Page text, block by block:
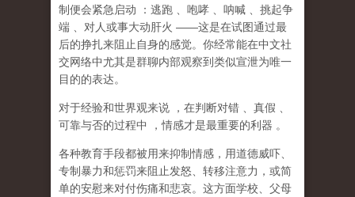
制便会紧急启动
：逃跑 、咆哮 、呐喊
、挑起争
端
、对人或事大动肝火 ——这是在试图通过最
后的挣扎来阻止自身的感觉。你经常能在中文社
交网络中尤其是群聊内部观察到类似宣泄为唯一
目的的表达。
对于经验和世界观来说 ，在判断对错 、真假
可靠与否的过程中
，情感才是最重要的利器 。
各种教育手段都被用来抑制情感，用道德威吓、
专制暴力和惩罚来阻止发怒、转移注意力，或简
单的安慰来对付伤痛和悲哀。这方面学校、父母